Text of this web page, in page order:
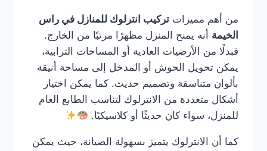
من أهم مميزات تركيب انترلوك للمنازل في راس
الخيمة أنه يمنح المنزل مظهرًا مرتبًا من الخارج.
فبدلًا من الأرضيات العادية أو المساحات الترابية،
يمكن تحويل الحوش أو المدخل إلى مساحة أنيقة
بألوان متناسقة وتصميم حديث. كما يمكن اختيار
أشكال متعددة من الانترلوك لتناسب الطابع العام
للمنزل، سواء كان حديثًا أو كلاسيكيًا.
كما أن الانترلوك يتميز بسهولة الصيانة، حيث يمكن